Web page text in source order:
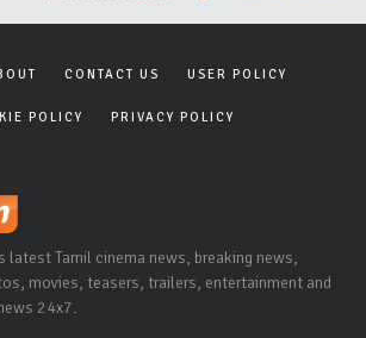
CONTACT US USER POLICY
POLICY PRIVACY POLICY
latest Tamil cinema news, breaking news,
movies, teasers, trailers, entertainment and
24x7.